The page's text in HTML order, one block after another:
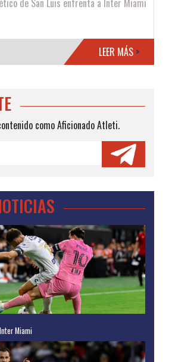
como Aficionado Atleti.
Miami
de San Luis enfrenta a Inter Miami
LEER MÁS >